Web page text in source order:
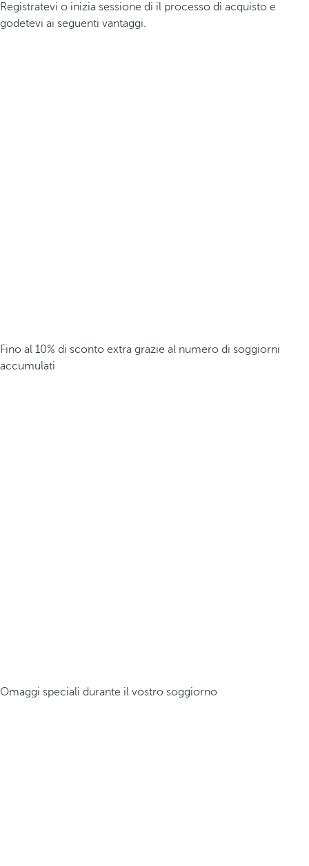
Registratevi o inizia sessione di il processo di acquisto e
godetevi ai seguenti vantaggi.
Fino al 10% di sconto extra grazie al numero di soggiorni
accumulati
Omaggi speciali durante il vostro soggiorno